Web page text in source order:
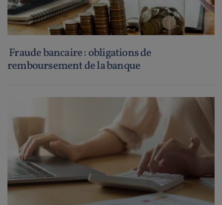
Fraude bancaire : obligations de
remboursement de la banque